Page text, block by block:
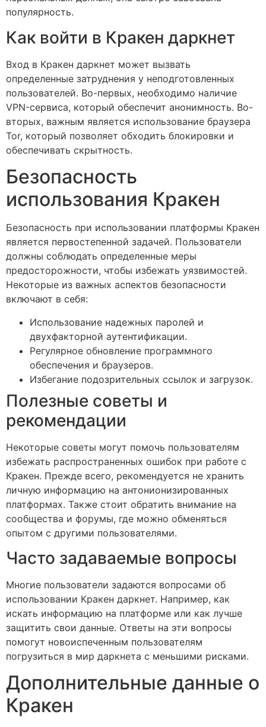
популярность.
Как войти в Кракен даркнет
Вход в Кракен даркнет может вызвать
определенные затруднения у неподготовленных
пользователей. Во-первых, необходимо наличие
VPN-сервиса, который обеспечит анонимность. Во-
вторых, важным является использование браузера
Tor, который позволяет обходить блокировки и
обеспечивать скрытность.
Безопасность
использования Кракен
Безопасность при использовании платформы Кракен
является первостепенной задачей. Пользователи
должны соблюдать определенные меры
предосторожности, чтобы избежать уязвимостей.
Некоторые из важных аспектов безопасности
включают в себя:
Использование надежных паролей и
двухфакторной аутентификации.
Регулярное обновление программного
обеспечения и браузеров.
Избегание подозрительных ссылок и загрузок.
Полезные советы и
рекомендации
Некоторые советы могут помочь пользователям
избежать распространенных ошибок при работе с
Кракен. Прежде всего, рекомендуется не хранить
личную информацию на антонионизированных
платформах. Также стоит обратить внимание на
сообщества и форумы, где можно обменяться
опытом с другими пользователями.
Часто задаваемые вопросы
Многие пользователи задаются вопросами об
использовании Кракен даркнет. Например, как
искать информацию на платформе или как лучше
защитить свои данные. Ответы на эти вопросы
помогут новоиспеченным пользователям
погрузиться в мир даркнета с меньшими рисками.
Дополнительные данные о
Кракен